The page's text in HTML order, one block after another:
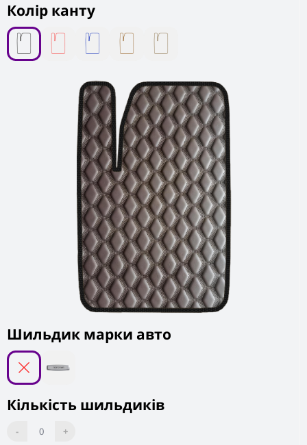
Колір канту
Шильдик марки авто
Кількість шильдиків
- 0 +